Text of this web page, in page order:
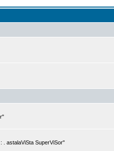
astalaViSta SuperViSor"